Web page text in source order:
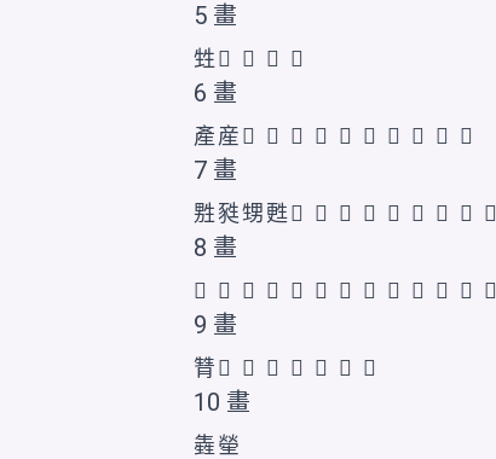
5 畫
甡𤯟 𭺴 𰢬 𱰗
6 畫
產産𤯡 𤯥 𪽂 𤯠 𤯢 𤯣 𤯤 𬎴 𬎵 𰢭
7 畫
㽒甤甥甦𤯦 𤯧 𤯨 𤯩 𤯪 𤯫 𬎶 𭺵 𰢮
8 畫
𤯬 𤯭 𤯮 𤯯 𤯰 𤯱 𪽃 𪽄 𪽅 𬎷 𬎸 𬎹 𱰙
9 畫
甧𤯳 𤯲 𤯴 𬎺 𬎻 𬎼 𰢯
10 畫
㽓𤯵